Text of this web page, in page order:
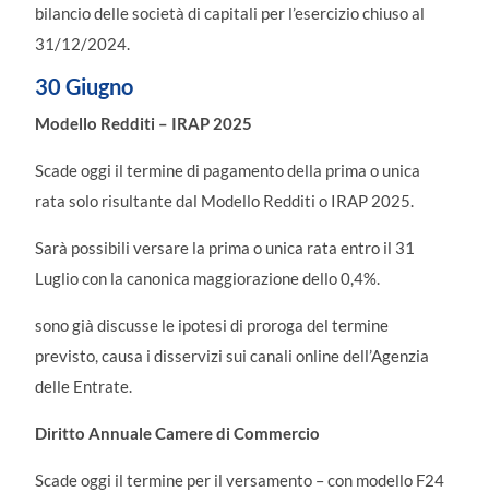
bilancio delle società di capitali per l’esercizio chiuso al
31/12/2024.
30 Giugno
Modello Redditi – IRAP 2025
Scade oggi il termine di pagamento della prima o unica
rata solo risultante dal Modello Redditi o IRAP 2025.
Sarà possibili versare la prima o unica rata entro il 31
Luglio con la canonica maggiorazione dello 0,4%.
sono già discusse le ipotesi di proroga del termine
previsto, causa i disservizi sui canali online dell’Agenzia
delle Entrate.
Diritto Annuale Camere di Commercio
Scade oggi il termine per il versamento – con modello F24